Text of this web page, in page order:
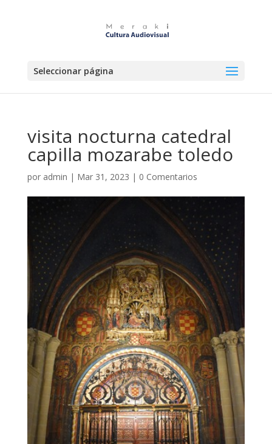
Seleccionar página
visita nocturna catedral
capilla mozarabe toledo
por admin | Mar 31, 2023 | 0 Comentarios